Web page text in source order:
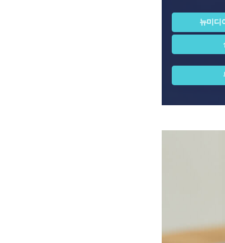
뉴미디